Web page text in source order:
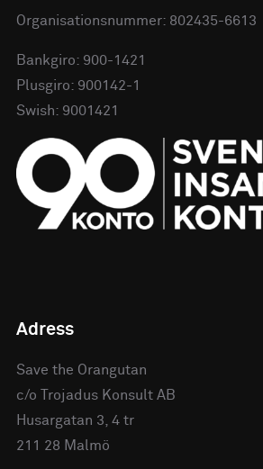
Organisationsnummer: 802435-6613
Bankgiro: 900-1421
Plusgiro: 900142-1
Swish: 9001421
Adress
Save the Orangutan
c/o Trojadus Konsult AB
Husargatan 3, 4 tr
211 28 Malmö